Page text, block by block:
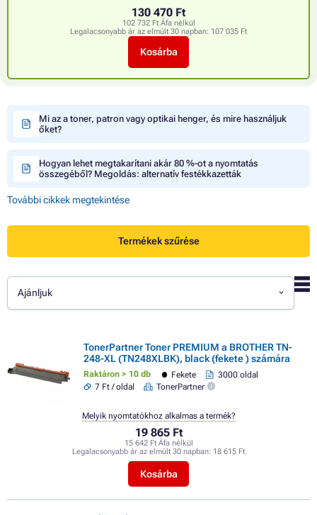
130 470 Ft
102 732 Ft Áfa nélkül
Legalacsonyabb ár az elmúlt 30 napban: 107 035 Ft
Kosárba
Mi az a toner, patron vagy optikai henger, és mire használjuk
őket?
Hogyan lehet megtakarítani akár 80 %-ot a nyomtatás
összegéből? Megoldás: alternatív festékkazetták
További cikkek megtekintése
Termékek szűrése
Ajánljuk
TonerPartner Toner PREMIUM a BROTHER TN-
248-XL (TN248XLBK), black (fekete ) számára
Raktáron > 10 db Fekete
3000 oldal
7 Ft / oldal
TonerPartner
19 865 Ft
15 642 Ft Áfa nélkül
Legalacsonyabb ár az elmúlt 30 napban: 18 615 Ft
Kosárba
Melyik nyomtatókhoz alkalmas a termék?